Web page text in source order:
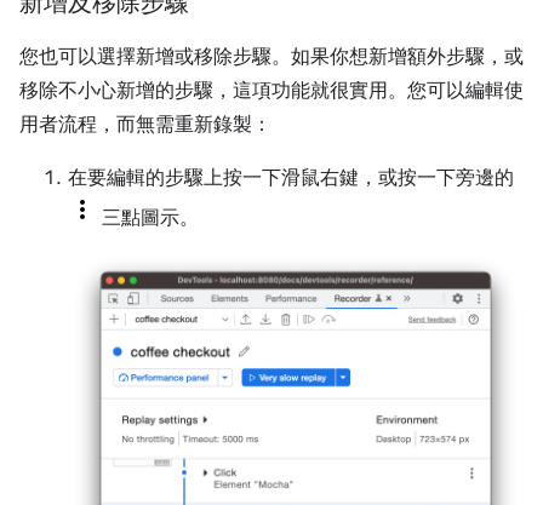
您也可以選擇新增或移除步驟。如果你想新增額外步驟，或
移除不小心新增的步驟，這項功能就很實用。您可以編輯使
用者流程，而無需重新錄製：
在要編輯的步驟上按一下滑鼠右鍵，或按一下旁邊的
三點圖示。